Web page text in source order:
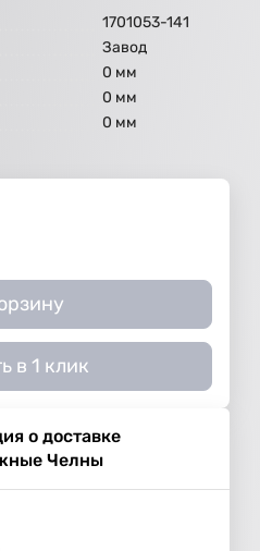
1701053-141
Завод
0 мм
0 мм
0 мм
в 1 клик
о доставке
Челны